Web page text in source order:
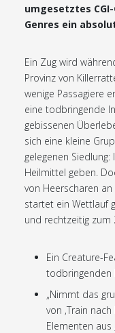
umgesetztes
Genres ein
Ein Zug wird
Provinz von
wenige Passagiere
eine todbringende
gebissenen
sich eine kleine
gelegenen
Heilmittel geben.
von Heerscharen an
startet ein Wettlauf
und rechtzeitig zum
Ein Creature-
todbringenden
„Nimmt das
von ‚Train
Elementen aus